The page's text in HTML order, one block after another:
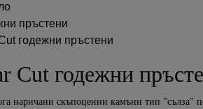
пръстени
годежни пръстени
Cut годежни
наричани скъпоценни камъни тип "сълза"